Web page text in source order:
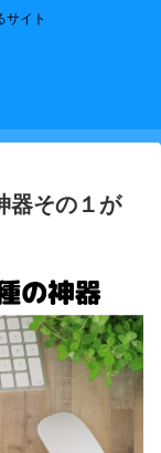
サイト
器その１が